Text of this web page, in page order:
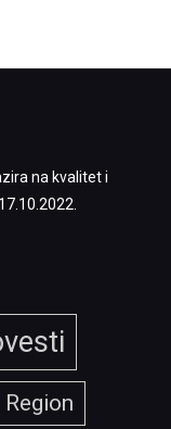
na kvalitet i
Region